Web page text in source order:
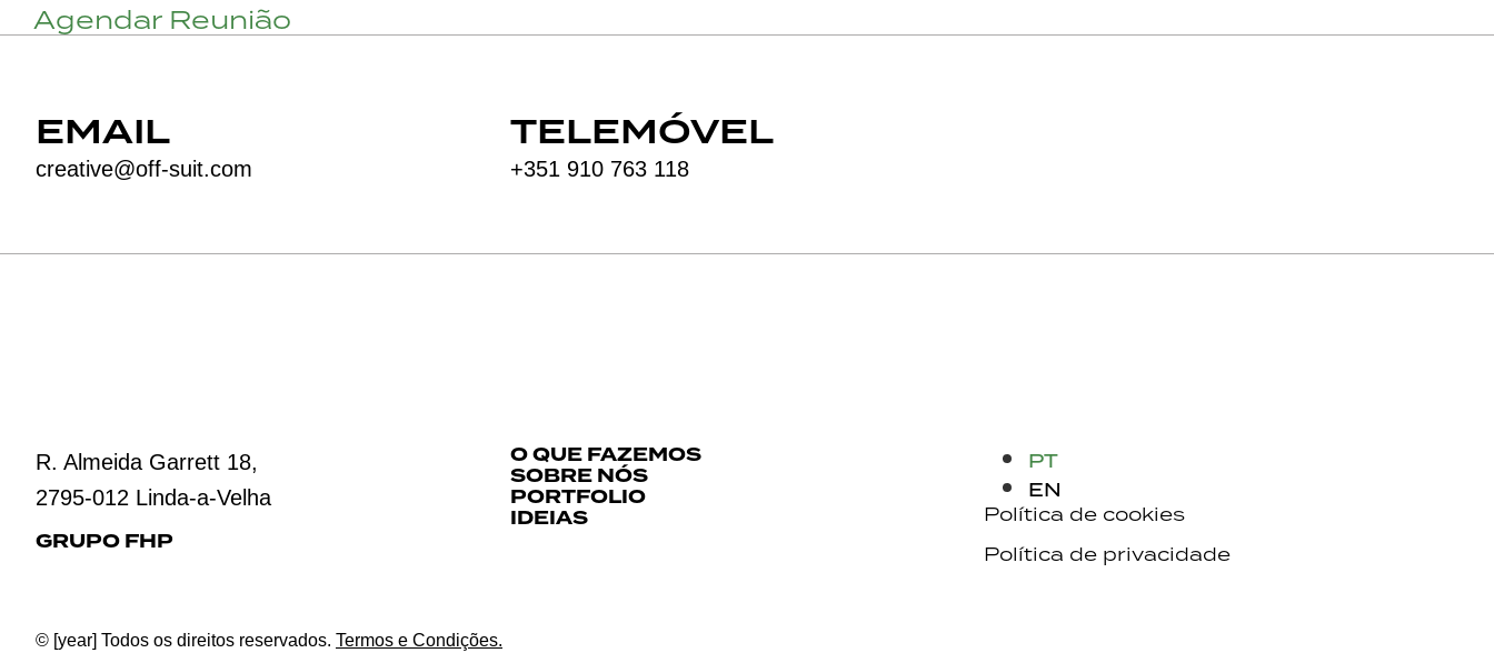
Agendar Reunião
EMAIL
creative@off-suit.com
TELEMÓVEL
+351 910 763 118
R. Almeida Garrett 18,
2795-012 Linda-a-Velha
GRUPO FHP
O QUE FAZEMOS
SOBRE NÓS
PORTFOLIO
IDEIAS
PT
EN
Política de cookies
Política de privacidade
© [year] Todos os direitos reservados. Termos e Condições.